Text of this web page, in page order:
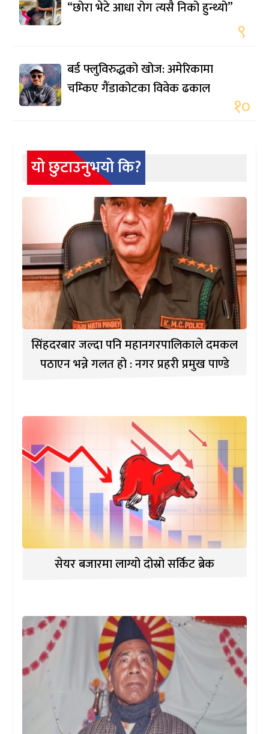
“छोरा भेटे आधा रोग त्यसै निको हुन्थ्यो”
९
बर्ड फ्लुविरुद्धको खोज: अमेरिकामा
चम्किए गैंडाकोटका विवेक ढकाल
१०
यो छुटाउनुभयो कि?
सिंहदरबार जल्दा पनि महानगरपालिकाले दमकल
पठाएन भन्ने गलत हो : नगर प्रहरी प्रमुख पाण्डे
सेयर बजारमा लाग्यो दोस्रो सर्किट ब्रेक